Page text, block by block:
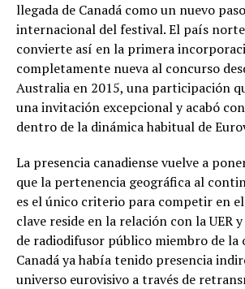
llegada de Canadá como un nuevo
internacional del festival. El país
convierte así en la primera
completamente nueva al concurso
Australia en 2015, una participación
una invitación excepcional y acabó
dentro de la dinámica habitual de
La presencia canadiense vuelve a
que la pertenencia geográfica al
es el único criterio para competir en
clave reside en la relación con la UER
de radiodifusor público miembro de la
Canadá ya había tenido presencia
universo eurovisivo a través de